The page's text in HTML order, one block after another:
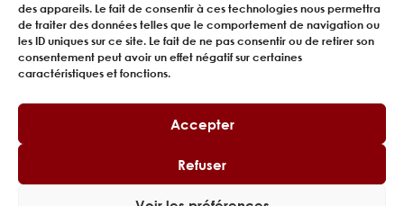
des appareils. Le fait de consentir à ces technologies nous permettra
de traiter des données telles que le comportement de navigation ou
les ID uniques sur ce site. Le fait de ne pas consentir ou de retirer son
consentement peut avoir un effet négatif sur certaines
caractéristiques et fonctions.
Accepter
Refuser
MANAGERS
ENTREPRISES
REFERENCES
ACTUALITES
SUIVEZ-NOUS